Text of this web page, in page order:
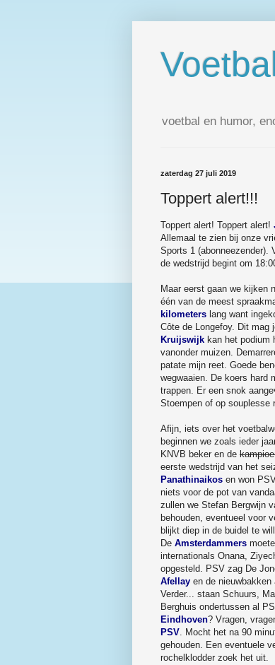
voetbal en humor,
zaterdag 27 juli 2019
Toppert alert!!!
Toppert alert! Toppert alert!
Allemaal te zien bij onze
Sports 1 (abonneezender).
de wedstrijd begint om
Maar eerst gaan we kijken
één van de meest
kilometers lang want
Côte de Longefoy. Dit mag
Kruijswijk kan het podium
vanonder muizen.
patate mijn reet. Goede
wegwaaien. De koers hard
trappen. Er een snok
Stoempen of op souplesse
Afijn, iets over het
beginnen we zoals ieder
KNVB beker en de
eerste wedstrijd van het
Panathinaikos en won
niets voor de pot van
zullen we Stefan Bergwijn
behouden, eventueel voor
blijkt diep in de buidel te
De Amsterdammers
internationals Onana,
opgesteld. PSV zag De
Afellay en de
Verder... staan Schuurs,
Berghuis ondertussen al
Eindhoven? Vragen,
PSV. Mocht het na 90
gehouden. Een eventuele
rochelklodder zoek het uit.